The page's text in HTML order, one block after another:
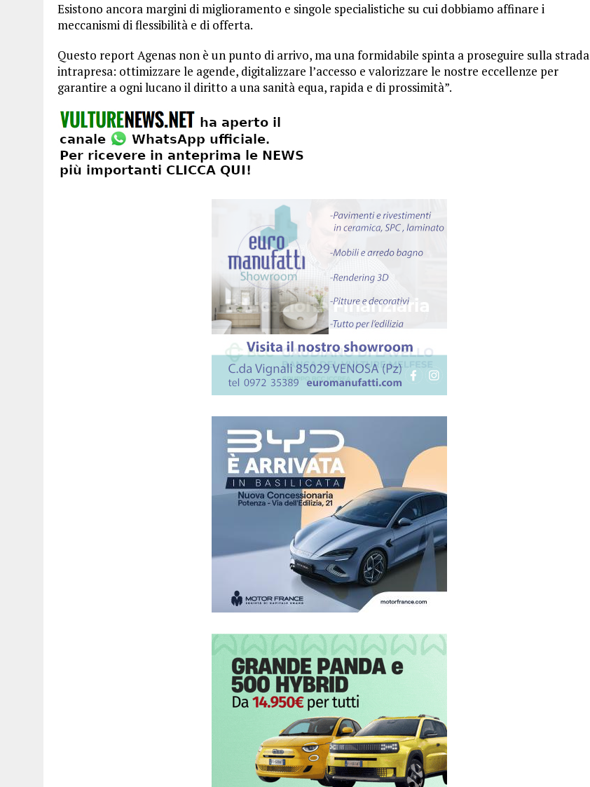
Esistono ancora margini di miglioramento e singole specialistiche su cui dobbiamo affinare i
meccanismi di flessibilità e di offerta.
Questo report Agenas non è un punto di arrivo, ma una formidabile spinta a proseguire sulla strada
intrapresa: ottimizzare le agende, digitalizzare l’accesso e valorizzare le nostre eccellenze per
garantire a ogni lucano il diritto a una sanità equa, rapida e di prossimità”.